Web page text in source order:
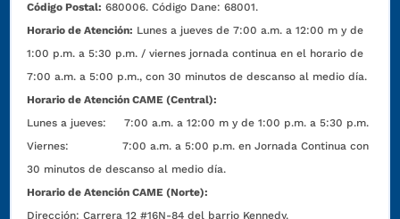
Código Postal: 680006. Código Dane: 68001.
Horario de Atención: Lunes a jueves de 7:00 a.m. a 12:00 m y de
1:00 p.m. a 5:30 p.m. / viernes jornada continua en el horario de
7:00 a.m. a 5:00 p.m., con 30 minutos de descanso al medio día.
Horario de Atención CAME (Central):
Lunes a jueves: 7:00 a.m. a 12:00 m y de 1:00 p.m. a 5:30 p.m.
Viernes: 7:00 a.m. a 5:00 p.m. en Jornada Continua con
30 minutos de descanso al medio día.
Horario de Atención CAME (Norte):
Dirección:Carrera 12 #16N-84 del barrio Kennedy.